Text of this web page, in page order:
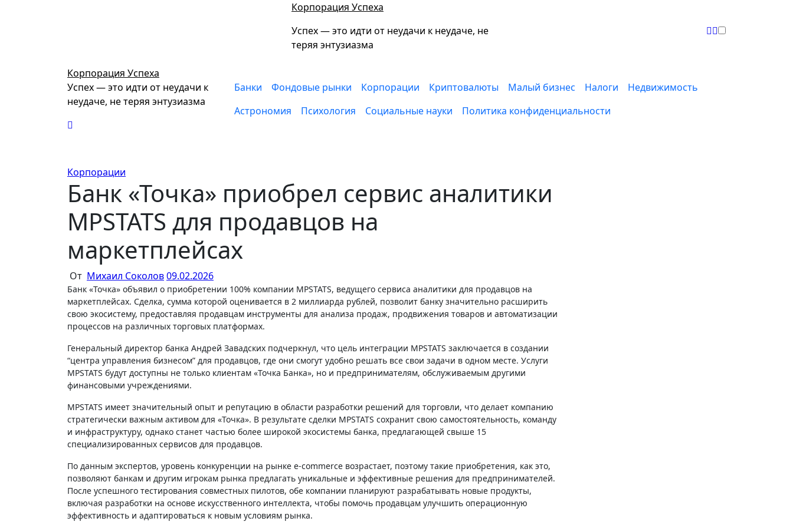
Корпорация Успеха
Успех — это идти от неудачи к неудаче, не
теряя энтузиазма
Корпорация Успеха
Успех — это идти от неудачи к
неудаче, не теряя энтузиазма
Банки Фондовые рынки Корпорации Криптовалюты Малый бизнес Налоги
Недвижимость
Астрономия
Психология Социальные науки Политика конфиденциальности
Корпорации
Банк «Точка» приобрел сервис аналитики
MPSTATS для продавцов на
маркетплейсах
От Михаил Соколов09.02.2026
Банк «Точка» объявил о приобретении 100% компании MPSTATS, ведущего сервиса аналитики для продавцов на
маркетплейсах. Сделка, сумма которой оценивается в 2 миллиарда рублей, позволит банку значительно расширить
свою экосистему, предоставляя продавцам инструменты для анализа продаж, продвижения товаров и автоматизации
процессов на различных торговых платформах.
Генеральный директор банка Андрей Завадских подчеркнул, что цель интеграции MPSTATS заключается в создании
“центра управления бизнесом” для продавцов, где они смогут удобно решать все свои задачи в одном месте. Услуги
MPSTATS будут доступны не только клиентам «Точка Банка», но и предпринимателям, обслуживаемым другими
финансовыми учреждениями.
MPSTATS имеет значительный опыт и репутацию в области разработки решений для торговли, что делает компанию
стратегически важным активом для «Точка». В результате сделки MPSTATS сохранит свою самостоятельность, команду
и инфраструктуру, однако станет частью более широкой экосистемы банка, предлагающей свыше 15
специализированных сервисов для продавцов.
По данным экспертов, уровень конкуренции на рынке e-commerce возрастает, поэтому такие приобретения, как это,
позволяют банкам и другим игрокам рынка предлагать уникальные и эффективные решения для предпринимателей.
После успешного тестирования совместных пилотов, обе компании планируют разрабатывать новые продукты,
включая разработки на основе искусственного интеллекта, чтобы помочь продавцам улучшить операционную
эффективность и адаптироваться к новым условиям рынка.